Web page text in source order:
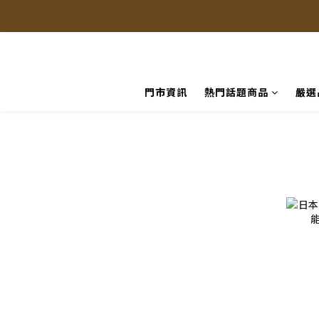
門市資訊 熱門話題商品 嚴